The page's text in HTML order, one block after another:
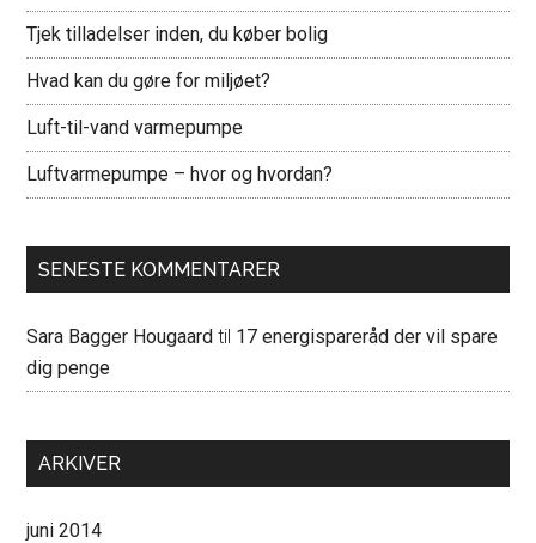
Tjek tilladelser inden, du køber bolig
Hvad kan du gøre for miljøet?
Luft-til-vand varmepumpe
Luftvarmepumpe – hvor og hvordan?
SENESTE KOMMENTARER
Sara Bagger Hougaard til 17 energispareråd der vil spare
dig penge
ARKIVER
juni 2014